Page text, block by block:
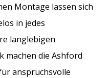
Montage lassen sich
in jedes
langlebigen
machen die Ashford
anspruchsvolle